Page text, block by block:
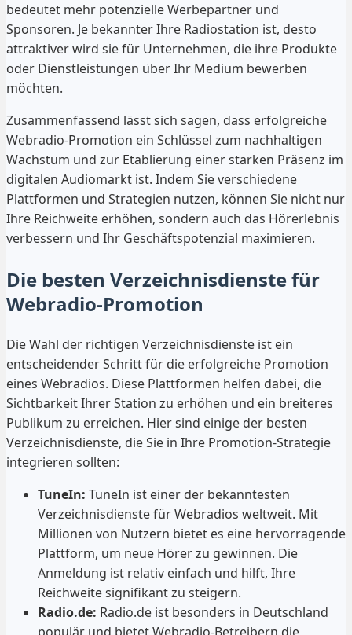
bedeutet mehr potenzielle Werbepartner und
Sponsoren. Je bekannter Ihre Radiostation ist, desto
attraktiver wird sie für Unternehmen, die ihre Produkte
oder Dienstleistungen über Ihr Medium bewerben
möchten.
Zusammenfassend lässt sich sagen, dass erfolgreiche
Webradio-Promotion ein Schlüssel zum nachhaltigen
Wachstum und zur Etablierung einer starken Präsenz im
digitalen Audiomarkt ist. Indem Sie verschiedene
Plattformen und Strategien nutzen, können Sie nicht nur
Ihre Reichweite erhöhen, sondern auch das Hörerlebnis
verbessern und Ihr Geschäftspotenzial maximieren.
Die besten Verzeichnisdienste für
Webradio-Promotion
Die Wahl der richtigen Verzeichnisdienste ist ein
entscheidender Schritt für die erfolgreiche Promotion
eines Webradios. Diese Plattformen helfen dabei, die
Sichtbarkeit Ihrer Station zu erhöhen und ein breiteres
Publikum zu erreichen. Hier sind einige der besten
Verzeichnisdienste, die Sie in Ihre Promotion-Strategie
integrieren sollten:
TuneIn: TuneIn ist einer der bekanntesten
Verzeichnisdienste für Webradios weltweit. Mit
Millionen von Nutzern bietet es eine hervorragende
Plattform, um neue Hörer zu gewinnen. Die
Anmeldung ist relativ einfach und hilft, Ihre
Reichweite signifikant zu steigern.
Radio.de: Radio.de ist besonders in Deutschland